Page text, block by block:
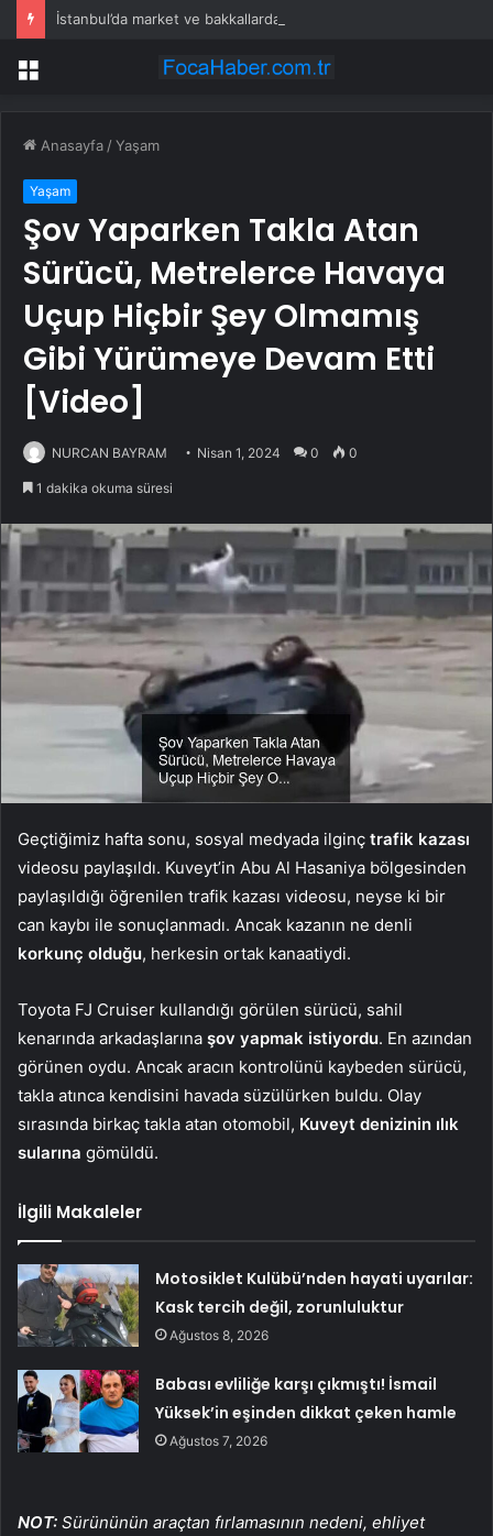
Menü
Anasayfa /Yaşam
Yaşam
Şov Yaparken Takla Atan
Sürücü, Metrelerce Havaya
Uçup Hiçbir Şey Olmamış
Gibi Yürümeye Devam Etti
[Video]
NURCAN BAYRAM Nisan 1, 2024 0 0
1 dakika okuma süresi
Geçtiğimiz hafta sonu, sosyal medyada ilginç trafik kazası
videosu paylaşıldı. Kuveyt’in Abu Al Hasaniya bölgesinden
paylaşıldığı öğrenilen trafik kazası videosu, neyse ki bir
can kaybı ile sonuçlanmadı. Ancak kazanın ne denli
korkunç olduğu, herkesin ortak kanaatiydi.
Toyota FJ Cruiser kullandığı görülen sürücü, sahil
kenarında arkadaşlarına şov yapmak istiyordu. En azından
görünen oydu. Ancak aracın kontrolünü kaybeden sürücü,
takla atınca kendisini havada süzülürken buldu. Olay
sırasında birkaç takla atan otomobil, Kuveyt denizinin ılık
sularına gömüldü.
İlgili Makaleler
Motosiklet Kulübü’nden hayati uyarılar:
Kask tercih değil, zorunluluktur
Ağustos 8, 2026
Babası evliliğe karşı çıkmıştı! İsmail
Yüksek’in eşinden dikkat çeken hamle
Ağustos 7, 2026
NOT: Sürününün araçtan fırlamasının nedeni, ehliyet